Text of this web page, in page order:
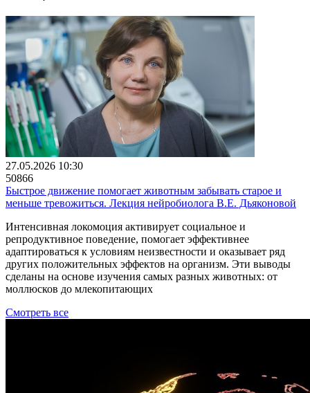
27.05.2026 10:30
50866
Быстрое движение помогает животным забывать старое и
меньше тревожиться. Лекция нейробиолога В.Е. Дьяконовой
Интенсивная локомоция активирует социальное и
репродуктивное поведение, помогает эффективнее
адаптироваться к условиям неизвестности и оказывает ряд
других положительных эффектов на организм. Эти выводы
сделаны на основе изучения самых разных животных: от
моллюсков до млекопитающих
Смотреть все